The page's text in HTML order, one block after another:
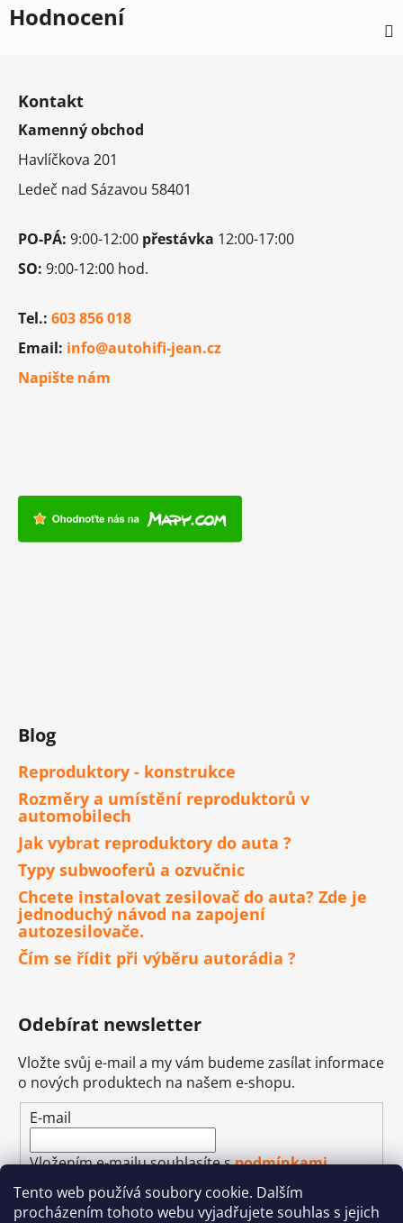
Tento web používá soubory cookie. Dalším
procházením tohoto webu vyjadřujete souhlas s jejich
Hodnocení
Kontakt
Kamenný obchod
Havlíčkova 201
Ledeč nad Sázavou 58401
PO-PÁ: 9:00-12:00 přestávka 12:00-17:00
SO: 9:00-12:00 hod.
Tel.: 603 856 018
Email: info@autohifi-jean.cz
Napište nám
Blog
Reproduktory - konstrukce
Rozměry a umístění reproduktorů v
automobilech
Jak vybrat reproduktory do auta ?
Typy subwooferů a ozvučnic
Chcete instalovat zesilovač do auta? Zde je
jednoduchý návod na zapojení
autozesilovače.
Čím se řídit při výběru autorádia ?
Odebírat newsletter
Vložte svůj e-mail a my vám budeme zasílat informace
o nových produktech na našem e-shopu.
E-mail
Vložením e-mailu souhlasíte spodmínkami
ochrany osobních údajů